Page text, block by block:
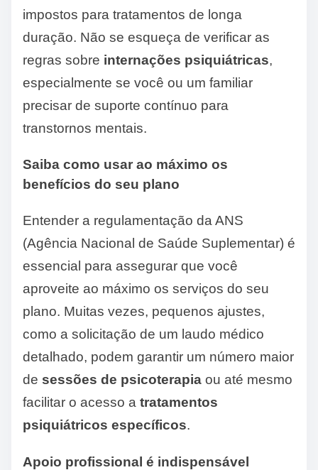
impostos para tratamentos de longa
duração. Não se esqueça de verificar as
regras sobre internações psiquiátricas,
especialmente se você ou um familiar
precisar de suporte contínuo para
transtornos mentais.
Saiba como usar ao máximo os
benefícios do seu plano
Entender a regulamentação da ANS
(Agência Nacional de Saúde Suplementar) é
essencial para assegurar que você
aproveite ao máximo os serviços do seu
plano. Muitas vezes, pequenos ajustes,
como a solicitação de um laudo médico
detalhado, podem garantir um número maior
de sessões de psicoterapia ou até mesmo
facilitar o acesso a tratamentos
psiquiátricos específicos.
Apoio profissional é indispensável